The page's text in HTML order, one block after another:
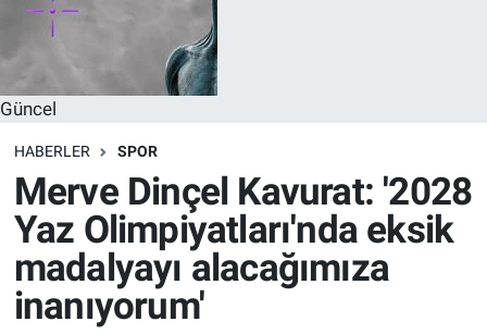
Güncel
HABERLER SPOR
Merve Dinçel Kavurat: '2028
Yaz Olimpiyatları'nda eksik
madalyayı alacağımıza
inanıyorum'